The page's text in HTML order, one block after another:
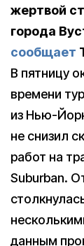
жертвой
города
сообщает
В пятницу
времени
из Нью-
не снизил
работ на
Suburban.
данным